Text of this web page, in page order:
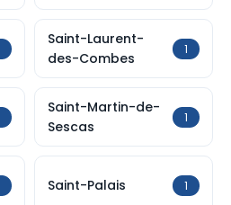
Saint-Laurent-
des-Combes
1
Saint-Martin-de-
Sescas
1
Saint-Palais 1